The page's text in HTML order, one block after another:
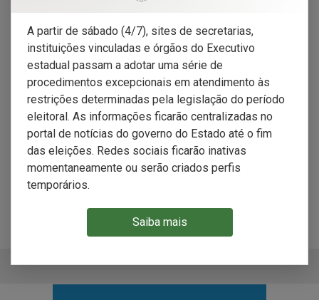
A partir de sábado (4/7), sites de secretarias,
instituições vinculadas e órgãos do Executivo
estadual passam a adotar uma série de
procedimentos excepcionais em atendimento às
restrições determinadas pela legislação do período
eleitoral. As informações ficarão centralizadas no
portal de notícias do governo do Estado até o fim
das eleições. Redes sociais ficarão inativas
momentaneamente ou serão criados perfis
temporários.
Saiba mais
Visualiza DEE
Perfil Municipal
RS no Censo 2022